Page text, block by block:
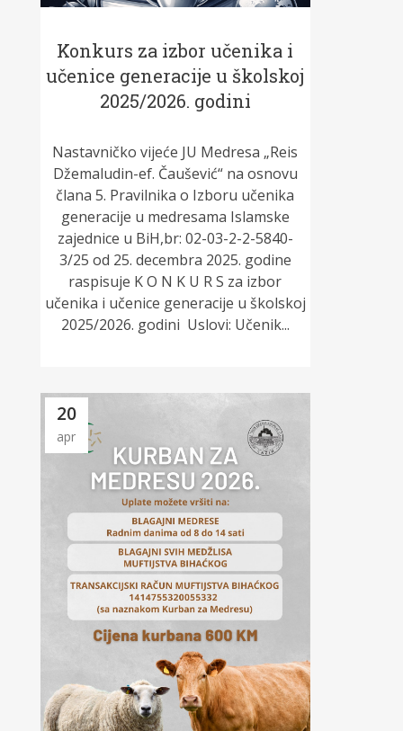
Konkurs za izbor učenika i
učenice generacije u školskoj
2025/2026. godini
Nastavničko vijeće JU Medresa „Reis
Džemaludin-ef. Čaušević“ na osnovu
člana 5. Pravilnika o Izboru učenika
generacije u medresama Islamske
zajednice u BiH,br: 02-03-2-2-5840-
3/25 od 25. decembra 2025. godine
raspisuje K O N K U R S za izbor
učenika i učenice generacije u školskoj
2025/2026. godini Uslovi: Učenik...
20
apr